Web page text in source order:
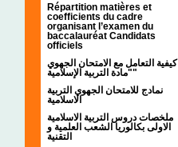
Répartition matières et
coefficients du cadre
organisant l’examen du
baccalauréat Candidats
officiels
كيفية التعامل مع الامتحان الجهوي
"مادة التربية الإسلامية"
نمادج للامتحان الجهوي التربية
الاسلامية
ملخصات دروس التربية الاسلامية
الاولى بكالوريا الشعب العلمية و
التقنية